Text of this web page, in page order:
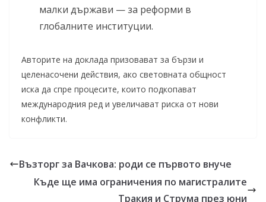
малки държави — за реформи в
глобалните институции.
Авторите на доклада призовават за бързи и
целенасочени действия, ако световната общност
иска да спре процесите, които подкопават
международния ред и увеличават риска от нови
конфликти.
Възторг за Вачкова: роди се първото внуче
Къде ще има ограничения по магистралите
Тракия и Струма през юни